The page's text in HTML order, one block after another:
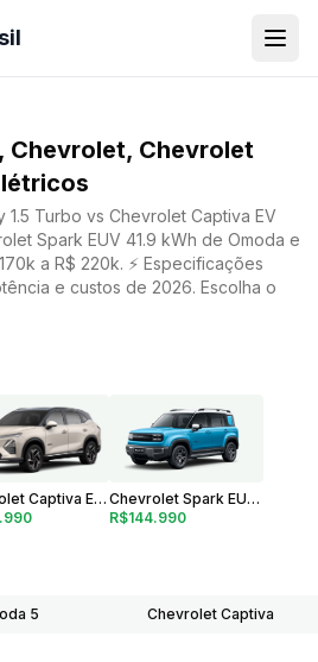
Chevrolet, Chevrolet
1.5 Turbo vs Chevrolet Captiva EV
Spark EUV 41.9 kWh de Omoda e
a R$ 220k. ⚡ Especificações
e custos de 2026. Escolha o
Chevrolet Captiva EV Premier 60 kWh
Chevrolet Spark EUV 41.9 kWh
R$144.990
5 Chevrolet Captiva